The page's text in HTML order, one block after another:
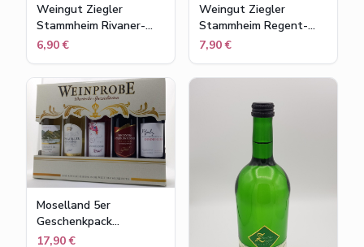
Weingut Ziegler
Stammheim Rivaner-
Secco weiss
6,90 €
Weingut Ziegler
Stammheim Regent-
Secco Rot trocken
7,90 €
Moselland 5er
Geschenkpack
Weinprobe Rebsorten
17,90 €